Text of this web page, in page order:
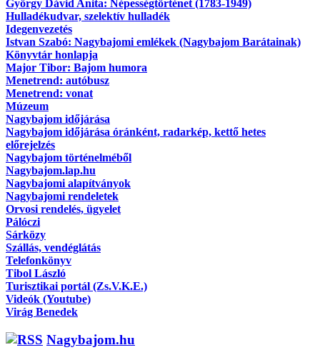
György Dávid Anita: Népességtörténet (1783-1949)
Hulladékudvar, szelektív hulladék
Idegenvezetés
Istvan Szabó: Nagybajomi emlékek (Nagybajom Barátainak)
Könyvtár honlapja
Major Tibor: Bajom humora
Menetrend: autóbusz
Menetrend: vonat
Múzeum
Nagybajom időjárása
Nagybajom időjárása óránként, radarkép, kettő hetes
előrejelzés
Nagybajom történelméből
Nagybajom.lap.hu
Nagybajomi alapítványok
Nagybajomi rendeletek
Orvosi rendelés, ügyelet
Pálóczi
Sárközy
Szállás, vendéglátás
Telefonkönyv
Tibol László
Turisztikai portál (Zs.V.K.E.)
Videók (Youtube)
Virág Benedek
Nagybajom.hu